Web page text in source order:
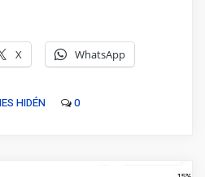
X WhatsApp
HIDÉN 0